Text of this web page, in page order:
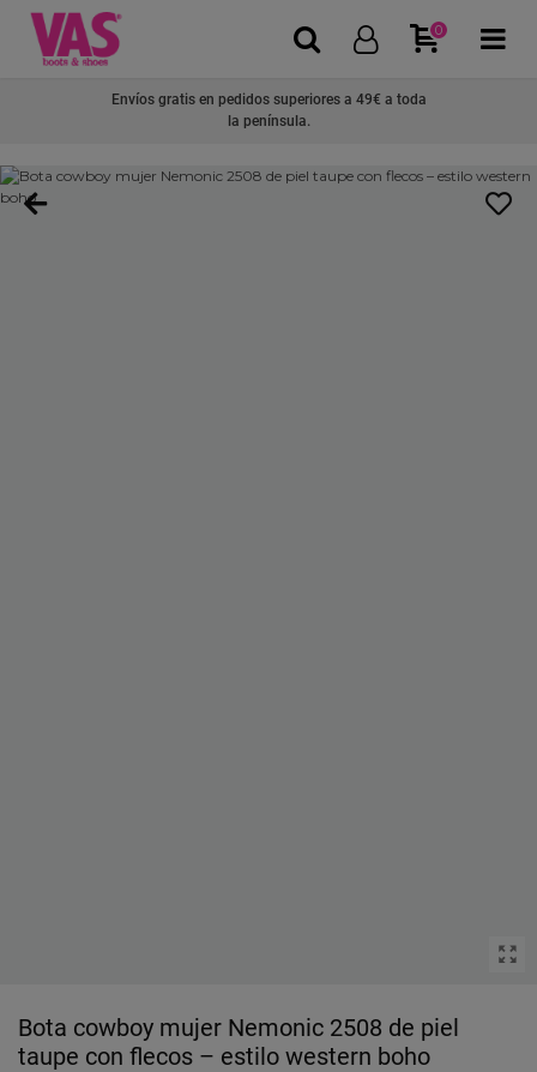
0
Envíos gratis en pedidos superiores a 49€ a toda
la península.
Bota cowboy mujer Nemonic 2508 de piel
taupe con flecos – estilo western boho